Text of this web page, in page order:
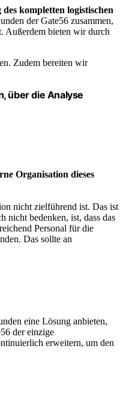
kompletten logistischen
der Gate56 zusammen,
Außerdem bieten wir durch
Zudem bereiten wir
über die Analyse
Organisation dieses
nicht zielführend ist. Das ist
nicht bedenken, ist, dass das
Personal für die
Das sollte an
eine Lösung anbieten,
der einzige
erweitern, um den